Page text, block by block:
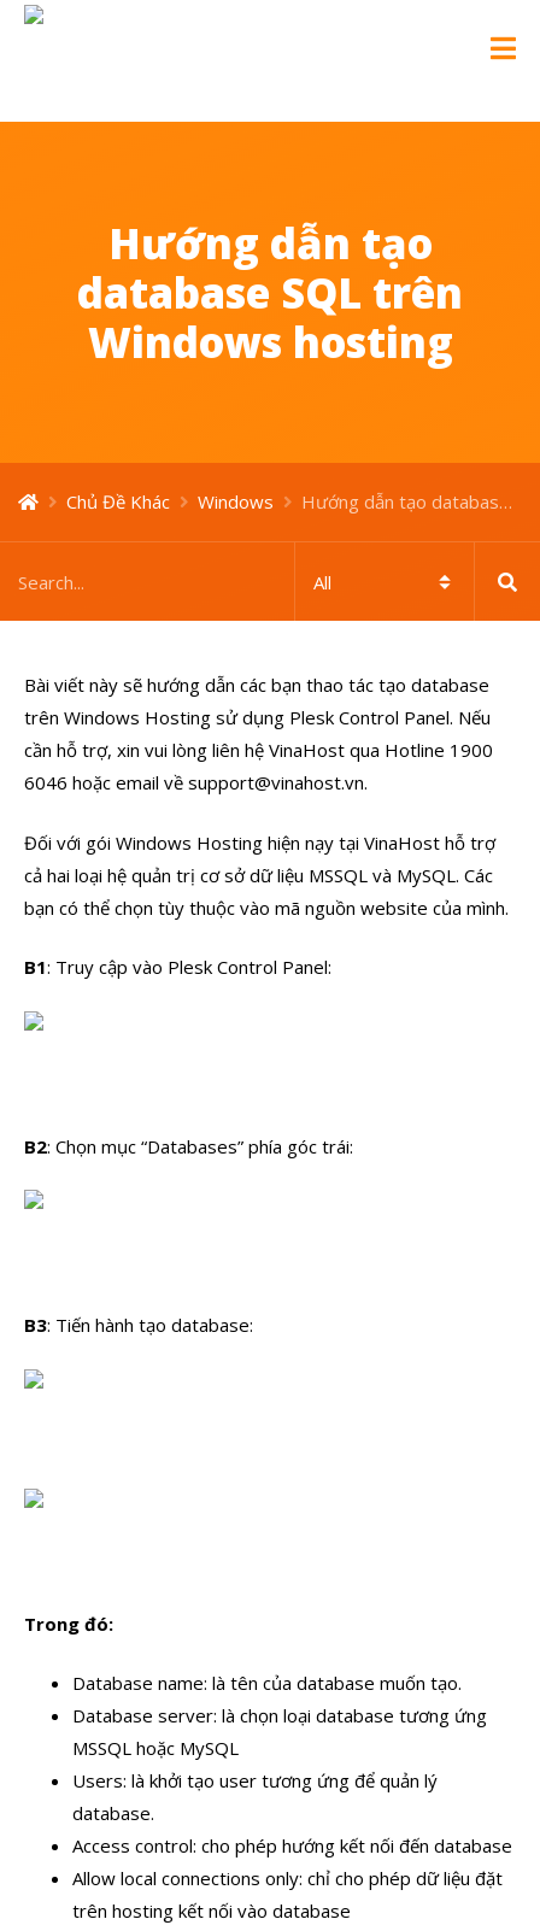
Hướng dẫn tạo
database SQL trên
Windows hosting
Chủ Đề Khác Windows Hướng dẫn tạo database SQL trên Windows hosting
Bài viết này sẽ hướng dẫn các bạn thao tác tạo database
trên Windows Hosting sử dụng Plesk Control Panel. Nếu
cần hỗ trợ, xin vui lòng liên hệ VinaHost qua Hotline 1900
6046 hoặc email về support@vinahost.vn.
Đối với gói Windows Hosting hiện nạy tại VinaHost hỗ trợ
cả hai loại hệ quản trị cơ sở dữ liệu MSSQL và MySQL. Các
bạn có thể chọn tùy thuộc vào mã nguồn website của mình.
B1: Truy cập vào Plesk Control Panel:
B2: Chọn mục “Databases” phía góc trái:
B3: Tiến hành tạo database:
Trong đó:
Database name: là tên của database muốn tạo.
Database server: là chọn loại database tương ứng
MSSQL hoặc MySQL
Users: là khởi tạo user tương ứng để quản lý
database.
Access control: cho phép hướng kết nối đến database
Allow local connections only: chỉ cho phép dữ liệu đặt
trên hosting kết nối vào database